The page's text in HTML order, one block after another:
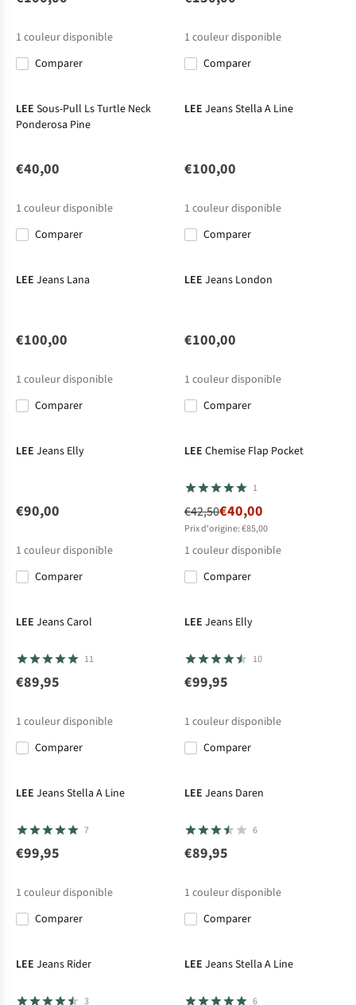
1 couleur disponible
Comparer
1 couleur disponible
Comparer
LEE Sous-Pull Ls Turtle Neck
Ponderosa Pine
€40,00
1 couleur disponible
Comparer
LEE Jeans Stella A Line
€100,00
1 couleur disponible
Comparer
LEE Jeans Lana
€100,00
1 couleur disponible
Comparer
LEE Jeans London
€100,00
1 couleur disponible
Comparer
LEE Jeans Elly
€90,00
1 couleur disponible
Comparer
LEE Chemise Flap Pocket
1
€42,50€40,00
Prix d'origine: €85,00
1 couleur disponible
Comparer
LEE Jeans Carol
11
€89,95
1 couleur disponible
Comparer
LEE Jeans Elly
10
€99,95
1 couleur disponible
Comparer
LEE Jeans Stella A Line
7
€99,95
1 couleur disponible
Comparer
LEE Jeans Daren
6
€89,95
1 couleur disponible
Comparer
LEE Jeans Rider
3
LEE Jeans Stella A Line
6